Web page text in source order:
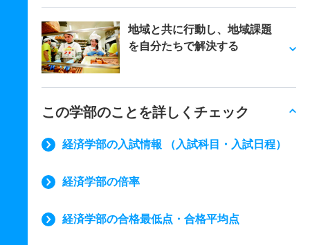
地域と共に行動し、地域課題
を自分たちで解決する
この学部のことを詳しくチェック
経済学部の入試情報 （入試科目・入試日程）
経済学部の倍率
経済学部の合格最低点・合格平均点